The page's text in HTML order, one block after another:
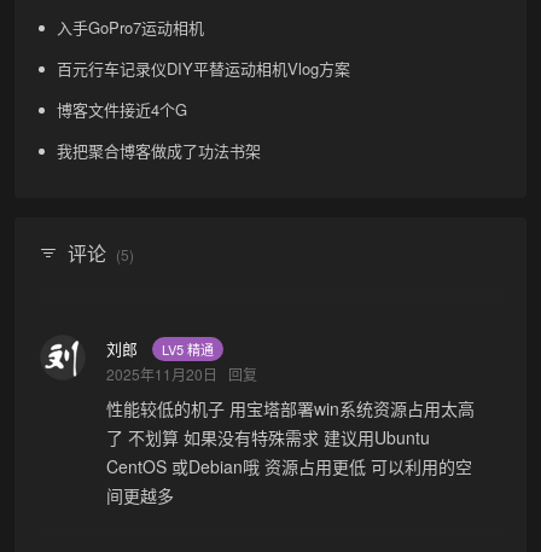
入手GoPro7运动相机
百元行车记录仪DIY平替运动相机Vlog方案
博客文件接近4个G
我把聚合博客做成了功法书架
评论 (5)
刘郎 LV5 精通
2025年11月20日 回复
性能较低的机子 用宝塔部署win系统资源占用太高
了 不划算 如果没有特殊需求 建议用Ubuntu
CentOS 或Debian哦 资源占用更低 可以利用的空
间更越多